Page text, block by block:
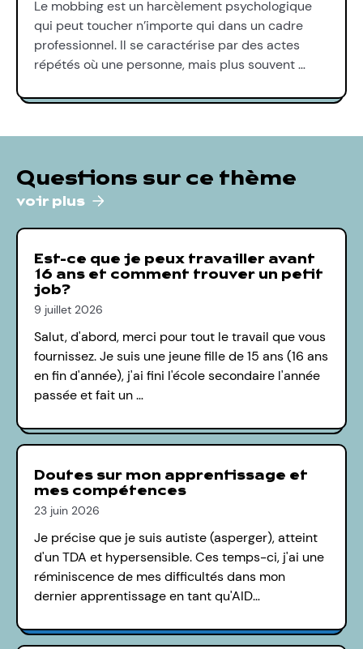
Le mobbing est un harcèlement psychologique
qui peut toucher n’importe qui dans un cadre
professionnel. Il se caractérise par des actes
répétés où une personne, mais plus souvent …
Questions sur ce thème
voir plus
Est-ce que je peux travailler avant
16 ans et comment trouver un petit
job?
9 juillet 2026
Salut, d'abord, merci pour tout le travail que vous
fournissez. Je suis une jeune fille de 15 ans (16 ans
en fin d'année), j'ai fini l'école secondaire l'année
passée et fait un …
Doutes sur mon apprentissage et
mes compétences
23 juin 2026
Je précise que je suis autiste (asperger), atteint
d'un TDA et hypersensible. Ces temps-ci, j'ai une
réminiscence de mes difficultés dans mon
dernier apprentissage en tant qu'AID…